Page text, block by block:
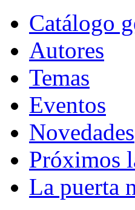
Catálogo
Autores
Temas
Eventos
Novedades
Próximos
La puerta